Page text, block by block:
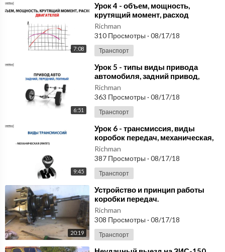
7:08
⁣Урок 4 - объем, мощность,
крутящий момент, расход
топлива двигателя,
малолитражки, крупнолитражки.
Richman
310 Просмотры · 08/17/18
Транспорт
6:51
⁣Урок 5 - типы виды привода
автомобиля, задний привод,
передний привод, полный
привод 4WD
Richman
363 Просмотры · 08/17/18
Транспорт
9:45
⁣Урок 6 - трансмиссия, виды
коробок передач, механическая,
автоматическая, типтроник,
вариатор
Richman
387 Просмотры · 08/17/18
Транспорт
20:19
⁣Устройство и принцип работы
коробки передач.
Richman
308 Просмотры · 08/17/18
Транспорт